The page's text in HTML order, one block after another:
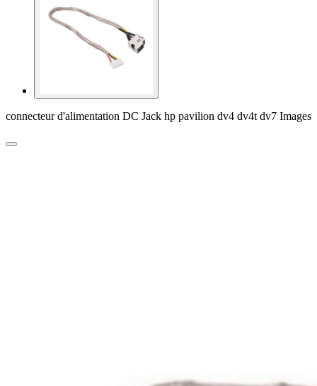
connecteur d'alimentation DC Jack hp pavilion dv4 dv4t dv7 Images